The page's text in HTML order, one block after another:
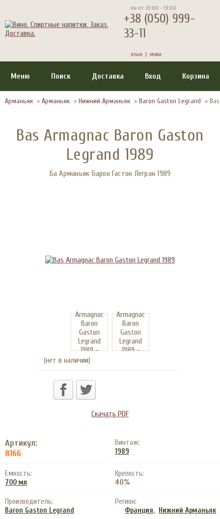
пн-пт 10:00 - 19:00
+38 (050) 999-
33-11
язык | мова
Меню Поиск Доставка Вход Корзина
Арманьяк > Арманьяк > Нижний Арманьяк > Baron Gaston Legrand >
Bas Armagnac Baron Gaston
Legrand 1989
Ба Арманьяк Барон Гастон Легран 1989
(нет в наличии)
Скачать PDF
Артикул:
8166
Винтаж:
1989
Емкость:
700 мл
Крепость:
40%
Производитель:
Baron Gaston Legrand
Регион:
Франция, Нижний Арманьяк